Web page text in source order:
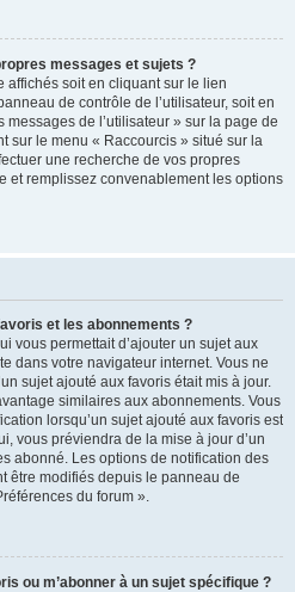
messages et sujets ?
affichés soit en cliquant sur le lien
de contrôle de l’utilisateur, soit en
de l’utilisateur » sur la page de
sur le menu « Raccourcis » situé sur la
une recherche de vos propres
et remplissez convenablement les options
et les abonnements ?
vous permettait d’ajouter un sujet aux
dans votre navigateur internet. Vous ne
sujet ajouté aux favoris était mis à jour.
similaires aux abonnements. Vous
lorsqu’un sujet ajouté aux favoris est
vous préviendra de la mise à jour d’un
abonné. Les options de notification des
être modifiés depuis le panneau de
du forum ».
ou m’abonner à un sujet spécifique ?